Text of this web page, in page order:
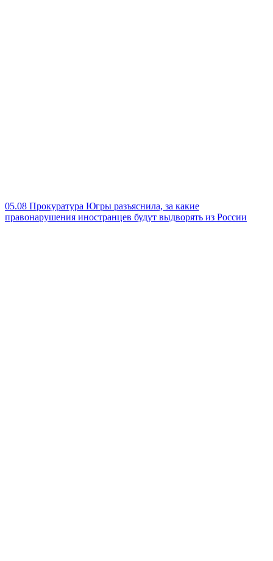
05.08 Прокуратура Югры разъяснила, за какие
правонарушения иностранцев будут выдворять из России